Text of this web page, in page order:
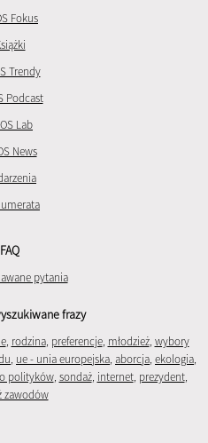
Fokus
Trendy
Podcast
Lab
News
FAQ
pytania
frazy
, rodzina, preferencje, młodzież, wybory
, ue - unia europejska, aborcja, ekologia,
polityków, sondaż, internet, prezydent,
zawodów